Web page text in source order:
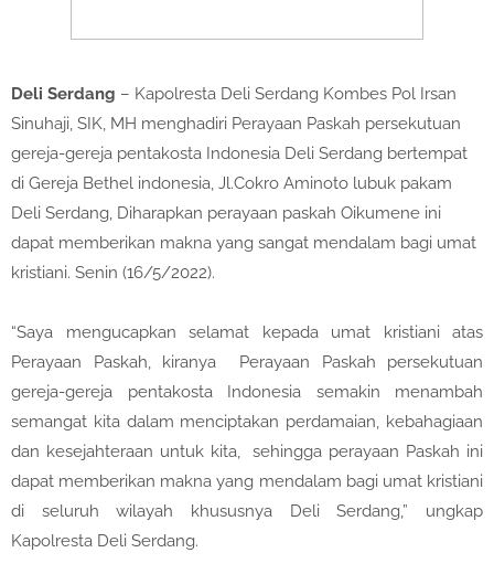
Deli Serdang – Kapolresta Deli Serdang Kombes Pol Irsan
Sinuhaji, SIK, MH menghadiri Perayaan Paskah persekutuan
gereja-gereja pentakosta Indonesia Deli Serdang bertempat
di Gereja Bethel indonesia, Jl.Cokro Aminoto lubuk pakam
Deli Serdang, Diharapkan perayaan paskah Oikumene ini
dapat memberikan makna yang sangat mendalam bagi umat
kristiani. Senin (16/5/2022).
“Saya mengucapkan selamat kepada umat kristiani atas
Perayaan Paskah, kiranya Perayaan Paskah persekutuan
gereja-gereja pentakosta Indonesia semakin menambah
semangat kita dalam menciptakan perdamaian, kebahagiaan
dan kesejahteraan untuk kita, sehingga perayaan Paskah ini
dapat memberikan makna yang mendalam bagi umat kristiani
di seluruh wilayah khususnya Deli Serdang,” ungkap
Kapolresta Deli Serdang.